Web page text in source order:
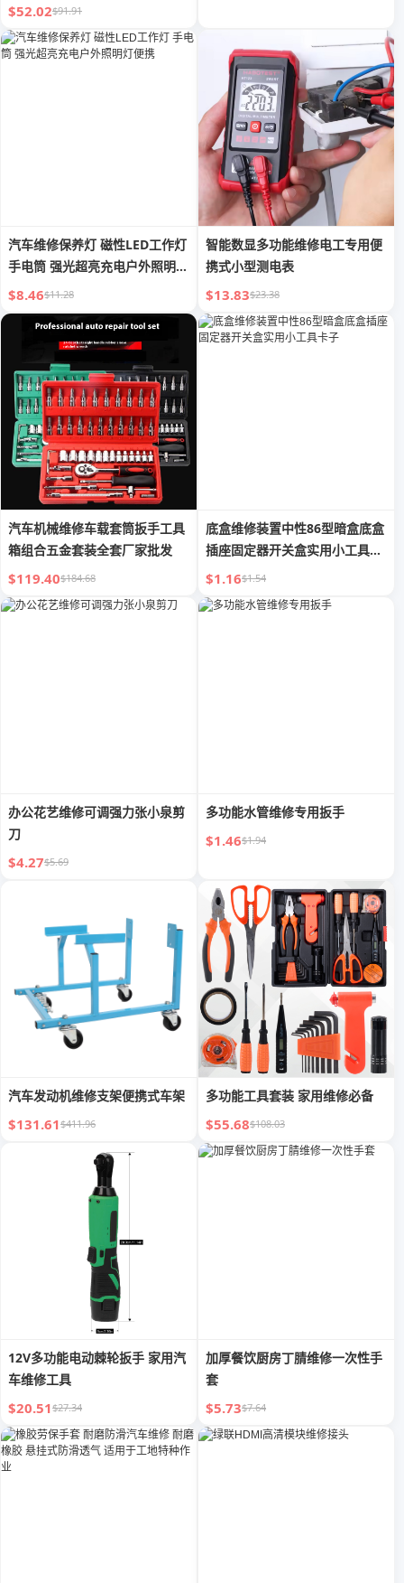
$52.02$91.91
汽车维修保养灯 磁性LED工作灯
手电筒 强光超亮充电户外照明灯
便携
$8.46$11.28
智能数显多功能维修电工专用便
携式小型测电表
$13.83$23.38
汽车机械维修车载套筒扳手工具
箱组合五金套装全套厂家批发
$119.40$184.68
底盒维修装置中性86型暗盒底盒
插座固定器开关盒实用小工具卡
子
$1.16$1.54
办公花艺维修可调强力张小泉剪
刀
$4.27$5.69
多功能水管维修专用扳手
$1.46$1.94
汽车发动机维修支架便携式车架
$131.61$411.96
多功能工具套装 家用维修必备
$55.68$108.03
12V多功能电动棘轮扳手 家用汽
车维修工具
$20.51$27.34
加厚餐饮厨房丁腈维修一次性手
套
$5.73$7.64